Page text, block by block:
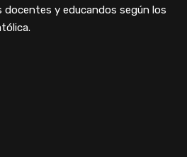
y educandos según los